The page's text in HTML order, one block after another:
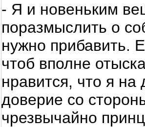
- Я и новеньким
поразмыслить о
нужно прибавить.
чтоб вполне
нравится, что я
доверие со
чрезвычайно